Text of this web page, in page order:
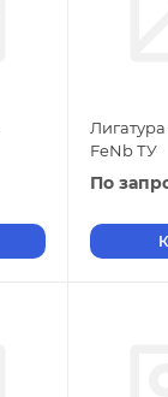
FeNb ТУ
По